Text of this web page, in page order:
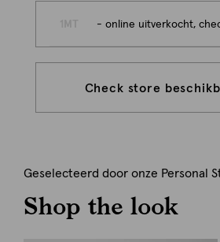
- online uitverkocht, check store
Check store
Geselecteerd door onze Personal
Shop the look